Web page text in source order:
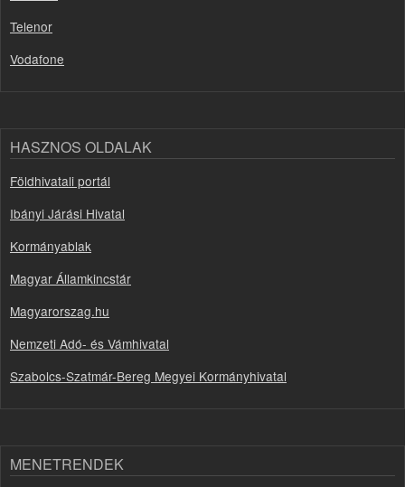
Telenor
Vodafone
HASZNOS OLDALAK
Földhivatali portál
Ibányi Járási Hivatal
Kormányablak
Magyar Államkincstár
Magyarorszag.hu
Nemzeti Adó- és Vámhivatal
Szabolcs-Szatmár-Bereg Megyei Kormányhivatal
MENETRENDEK